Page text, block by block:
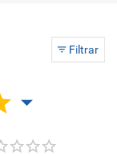
Filtrar